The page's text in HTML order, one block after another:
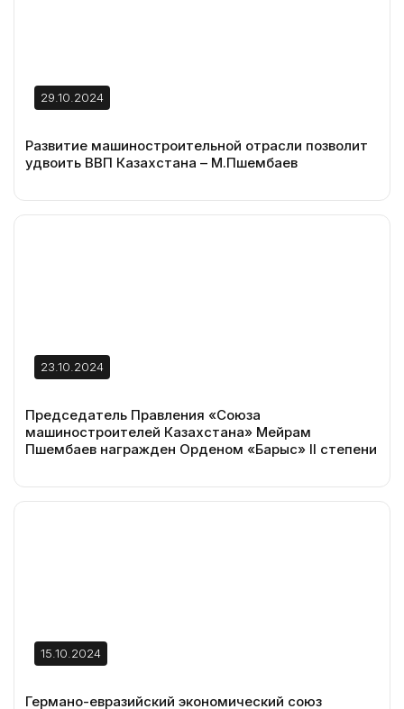
29.10.2024
Развитие машиностроительной отрасли позволит
удвоить ВВП Казахстана – М.Пшембаев
23.10.2024
Председатель Правления «Союза
машиностроителей Казахстана» Мейрам
Пшембаев награжден Орденом «Барыс» II степени
15.10.2024
Германо-евразийский экономический союз